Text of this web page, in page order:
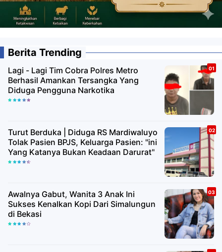
Berita Trending
Lagi - Lagi Tim Cobra Polres Metro
Berhasil Amankan Tersangka Yang
Diduga Pengguna Narkotika
Turut Berduka | Diduga RS Mardiwaluyo
Tolak Pasien BPJS, Keluarga Pasien: "ini
Yang Katanya Bukan Keadaan Darurat"
Awalnya Gabut, Wanita 3 Anak Ini
Sukses Kenalkan Kopi Dari Simalungun
di Bekasi